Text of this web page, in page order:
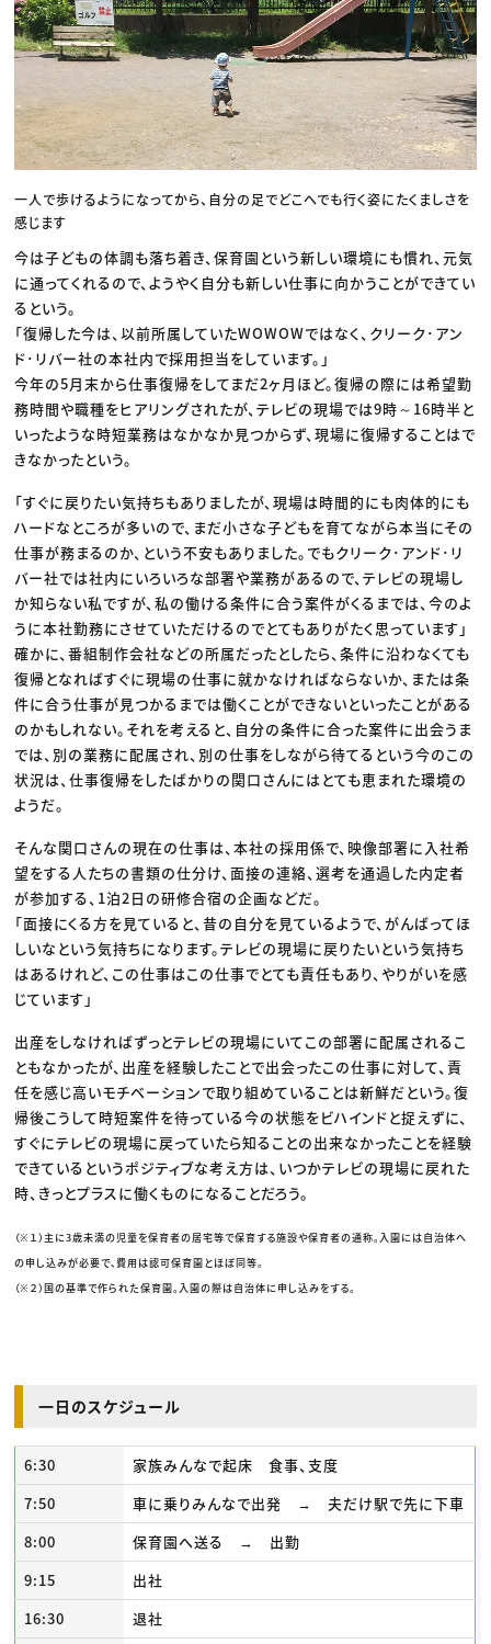
一人で歩けるようになってから、自分の足でどこへでも行く姿にたくましさを
感じます
今は子どもの体調も落ち着き、保育園という新しい環境にも慣れ、元気
に通ってくれるので、ようやく自分も新しい仕事に向かうことができてい
るという。
「復帰した今は、以前所属していたWOWOWではなく、クリーク･アン
ド･リバー社の本社内で採用担当をしています。」
今年の5月末から仕事復帰をしてまだ2ヶ月ほど。復帰の際には希望勤
務時間や職種をヒアリングされたが、テレビの現場では9時～16時半と
いったような時短業務はなかなか見つからず、現場に復帰することはで
きなかったという。
「すぐに戻りたい気持ちもありましたが、現場は時間的にも肉体的にも
ハードなところが多いので、まだ小さな子どもを育てながら本当にその
仕事が務まるのか、という不安もありました。でもクリーク･アンド･リ
バー社では社内にいろいろな部署や業務があるので、テレビの現場し
か知らない私ですが、私の働ける条件に合う案件がくるまでは、今のよ
うに本社勤務にさせていただけるのでとてもありがたく思っています」
確かに、番組制作会社などの所属だったとしたら、条件に沿わなくても
復帰となればすぐに現場の仕事に就かなければならないか、または条
件に合う仕事が見つかるまでは働くことができないといったことがある
のかもしれない。それを考えると、自分の条件に合った案件に出会うま
では、別の業務に配属され、別の仕事をしながら待てるという今のこの
状況は、仕事復帰をしたばかりの関口さんにはとても恵まれた環境の
ようだ。
そんな関口さんの現在の仕事は、本社の採用係で、映像部署に入社希
望をする人たちの書類の仕分け、面接の連絡、選考を通過した内定者
が参加する、1泊2日の研修合宿の企画などだ。
「面接にくる方を見ていると、昔の自分を見ているようで、がんばってほ
しいなという気持ちになります。テレビの現場に戻りたいという気持ち
はあるけれど、この仕事はこの仕事でとても責任もあり、やりがいを感
じています」
出産をしなければずっとテレビの現場にいてこの部署に配属されるこ
ともなかったが、出産を経験したことで出会ったこの仕事に対して、責
任を感じ高いモチベーションで取り組めていることは新鮮だという。復
帰後こうして時短案件を待っている今の状態をビハインドと捉えずに、
すぐにテレビの現場に戻っていたら知ることの出来なかったことを経験
できているというポジティブな考え方は、いつかテレビの現場に戻れた
時、きっとプラスに働くものになることだろう。
（※１）主に3歳未満の児童を保育者の居宅等で保育する施設や保育者の通称。入園には自治体へ
の申し込みが必要で、費用は認可保育園とほぼ同等。
（※２）国の基準で作られた保育園。入園の際は自治体に申し込みをする。
一日のスケジュール
6:30
家族みんなで起床 食事、支度
7:50
車に乗りみんなで出発 → 夫だけ駅で先に下車
8:00
保育園へ送る → 出勤
9:15
出社
16:30
退社